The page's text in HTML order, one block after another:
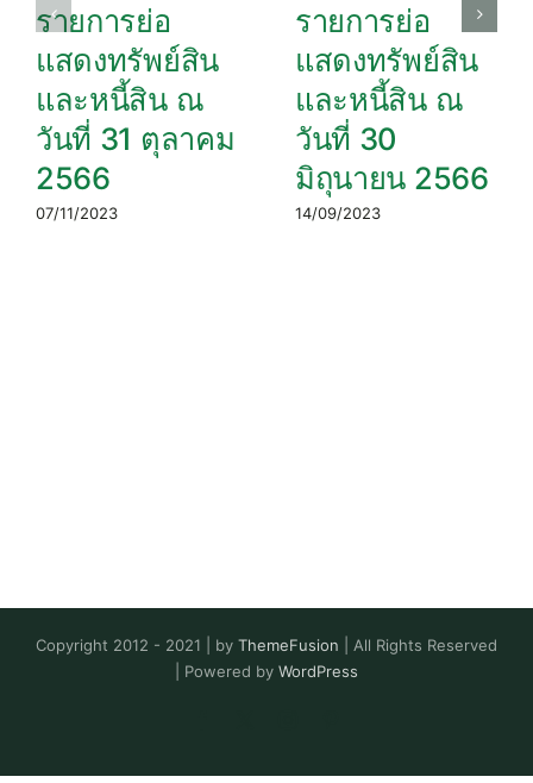
รายการย่อ
แสดงทรัพย์สิน
และหนี้สิน ณ
วันที่ 31 ตุลาคม
2566
07/11/2023
รายการย่อ
แสดงทรัพย์สิน
และหนี้สิน ณ
วันที่ 30
มิถุนายน 2566
14/09/2023
Copyright 2012 - 2021 | by ThemeFusion | All Rights Reserved
| Powered by WordPress